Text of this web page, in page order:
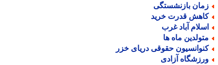
بازنشستگی
قدرت خرید
آباد غرب
ماه ها
حقوقی دریای خزر
آزادی